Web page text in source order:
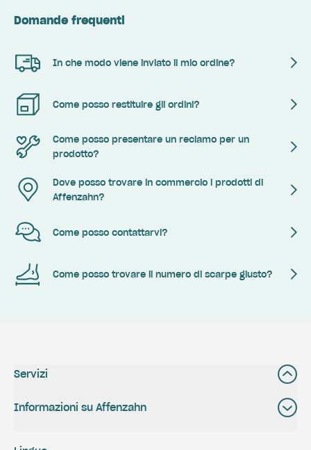
Domande frequenti
In che modo viene inviato il mio ordine?
Come posso restituire gli ordini?
Come posso presentare un reclamo per un
prodotto?
Dove posso trovare in commercio i prodotti di
Affenzahn?
Come posso contattarvi?
Come posso trovare il numero di scarpe giusto?
Servizi
Informazioni su Affenzahn